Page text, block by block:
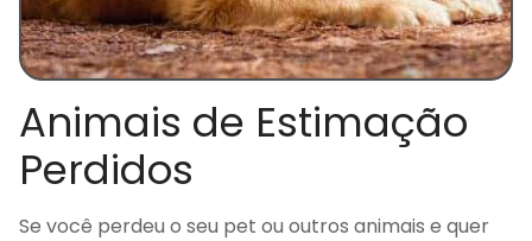
Animais de Estimação
Perdidos
Se você perdeu o seu pet ou outros animais e quer